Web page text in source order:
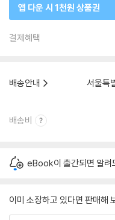
앱 다운 시 1천원 상품권
결제혜택
배송안내
서울특
배송비
eBook이 출간되면 알려
이미 소장하고 있다면 판매해